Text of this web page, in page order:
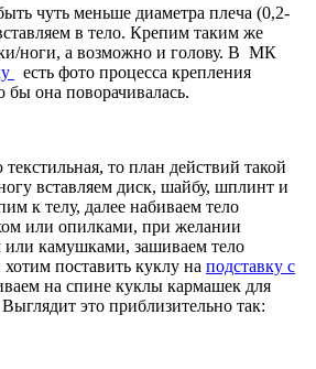
чуть меньше диаметра плеча (0,2-
в тело. Крепим таким же
ноги, а возможно и голову. В МК
есть фото процесса крепления
она поворачивалась.
то план действий такой
вставляем диск, шайбу, шплинт и
к телу, далее набиваем тело
или опилками, при желании
или камушками, зашиваем тело
поставить куклу на подставку с
на спине куклы кармашек для
это приблизительно так: